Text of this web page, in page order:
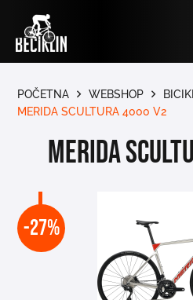
POČETNA WEBSHOP
MERIDA SCULTURA 4000 V2
MERIDA
-27%